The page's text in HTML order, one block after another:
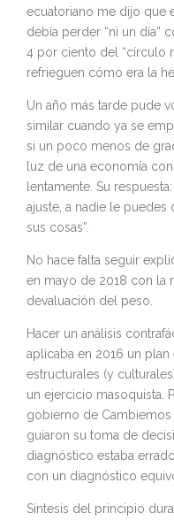
ecuatoriano me dijo que
debía perder “ni un día”
4 por ciento del “círculo
refrieguen cómo era la
Un año más tarde pude
similar cuando ya se
si un poco menos de
luz de una economía
lentamente. Su
ajuste, a nadie le
sus cosas”.
No hace falta seguir
en mayo de 2018 con la
devaluación del peso.
Hacer un análisis
aplicaba en 2016 un
estructurales (y
un ejercicio masoquista.
gobierno de
guiaron su toma de
diagnóstico estaba
con un diagnóstico
Síntesis del principio